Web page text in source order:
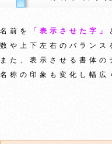
名前を 「表示させた字」
数や上下左右のバランス
また、表示させる書体
名称の印象も変化し幅広